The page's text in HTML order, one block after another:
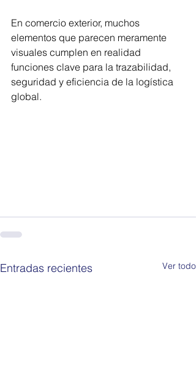
En comercio exterior, muchos
elementos que parecen meramente
visuales cumplen en realidad
funciones clave para la trazabilidad,
seguridad y eficiencia de la logística
global.
Entradas recientes Ver todo